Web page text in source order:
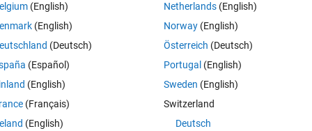
Ouvrir dans MATLAB Online
from folder 1 that have the same names in folder 2 into
(English)
(English)
(Deutsch)
(Español)
(English)
(Français)
(English)
Netherlands(English)
Norway(English)
Österreich (Deutsch)
Portugal (English)
Sweden (English)
Switzerland
Deutsch